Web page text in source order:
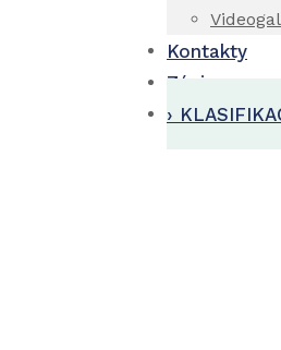
Kontakty
Zápis
›